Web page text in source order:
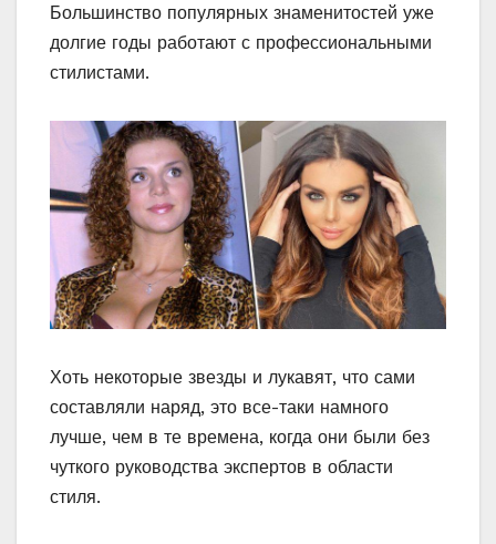
Большинство популярных знаменитостей уже
долгие годы работают с профессиональными
стилистами.
Хоть некоторые звезды и лукавят, что сами
составляли наряд, это все-таки намного
лучше, чем в те времена, когда они были без
чуткого руководства экспертов в области
стиля.